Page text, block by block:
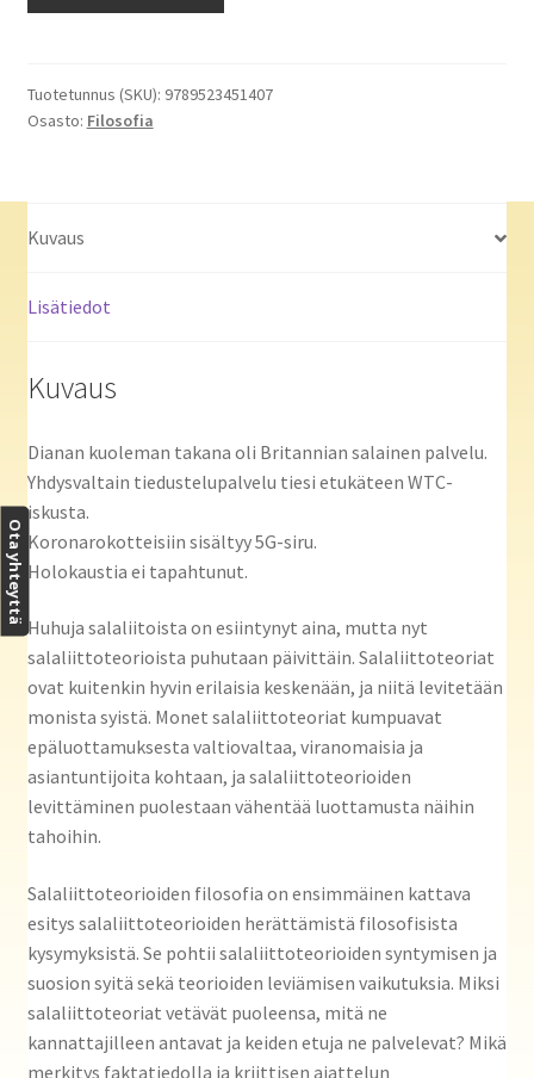
määrä
Tuotetunnus (SKU): 9789523451407
Osasto: Filosofia
Kuvaus
Lisätiedot
Kuvaus
Dianan kuoleman takana oli Britannian salainen palvelu.
Yhdysvaltain tiedustelupalvelu tiesi etukäteen WTC-
iskusta.
Koronarokotteisiin sisältyy 5G-siru.
Holokaustia ei tapahtunut.
Huhuja salaliitoista on esiintynyt aina, mutta nyt
salaliittoteorioista puhutaan päivittäin. Salaliittoteoriat
ovat kuitenkin hyvin erilaisia keskenään, ja niitä levitetään
monista syistä. Monet salaliittoteoriat kumpuavat
epäluottamuksesta valtiovaltaa, viranomaisia ja
asiantuntijoita kohtaan, ja salaliittoteorioiden
levittäminen puolestaan vähentää luottamusta näihin
tahoihin.
Salaliittoteorioiden filosofia on ensimmäinen kattava
esitys salaliittoteorioiden herättämistä filosofisista
kysymyksistä. Se pohtii salaliittoteorioiden syntymisen ja
suosion syitä sekä teorioiden leviämisen vaikutuksia. Miksi
salaliittoteoriat vetävät puoleensa, mitä ne
kannattajilleen antavat ja keiden etuja ne palvelevat? Mikä
merkitys faktatiedolla ja kriittisen ajattelun
Ota yhteyttä